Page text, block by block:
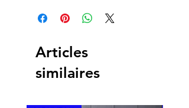
Articles
similaires